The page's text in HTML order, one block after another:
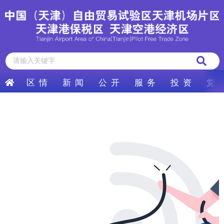
区 情 新 闻 公 开 服 务 投 资 党